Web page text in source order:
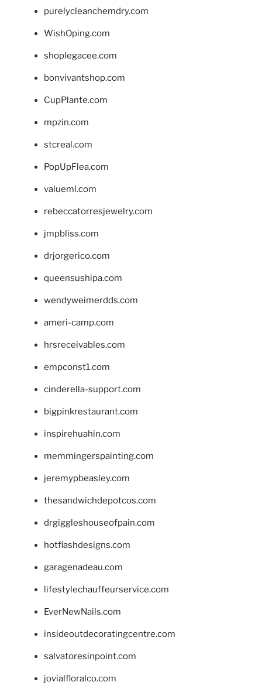
purelycleanchemdry.com
WishOping.com
shoplegacee.com
bonvivantshop.com
CupPlante.com
mpzin.com
stcreal.com
PopUpFlea.com
valueml.com
rebeccatorresjewelry.com
jmpbliss.com
drjorgerico.com
queensushipa.com
wendyweimerdds.com
ameri-camp.com
hrsreceivables.com
empconst1.com
cinderella-support.com
bigpinkrestaurant.com
inspirehuahin.com
memmingerspainting.com
jeremypbeasley.com
thesandwichdepotcos.com
drgiggleshouseofpain.com
hotflashdesigns.com
garagenadeau.com
lifestylechauffeurservice.com
EverNewNails.com
insideoutdecoratingcentre.com
salvatoresinpoint.com
jovialfloralco.com